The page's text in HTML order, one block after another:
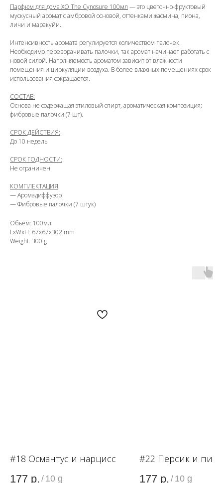
Парфюм для дома ХО The Cynosure 100мл — это цветочно-фруктовый
мускусный аромат с амбровой основой, оттенками жасмина, пиона,
личи и маракуйи.
Интенсивность аромата регулируется количеством палочек.
Необходимо переворачивать палочки, так аромат начинает работать с
новой силой. Наполняемость ароматом зависит от влажности
помещения и циркуляции воздуха. В более влажных помещениях срок
использования сокращается.
СОСТАВ:
Основа не содержащая этиловый спирт, ароматическая композиция;
фибровые палочки (7 шт).
СРОК ДЕЙСТВИЯ:
До 10 недель
СРОК ГОДНОСТИ:
Не ограничен
КОМПЛЕКТАЦИЯ:
— Аромадиффузор
— Фибровые палочки (7 штук)
Объём: 100мл
LxWxH: 67x67x302 mm
Weight: 300 g
#18 Османтус и нарцисс
177 р. / 10 g
#22 Персик и
177 р. / 10 g